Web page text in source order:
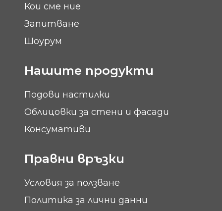
Кои сме ние
Запитване
Шоурум
Нашите продукти
Подови настилки
Облицовки за стени и фасади
Консумативи
Правни връзки
Условия за ползване
Политика за лични данни